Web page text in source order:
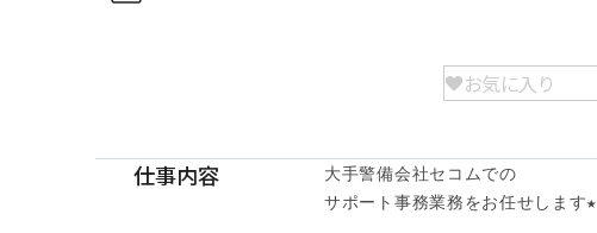
お気に入り
仕事内容
大手警備会社セコムでの
サポート事務業務をお任せします★